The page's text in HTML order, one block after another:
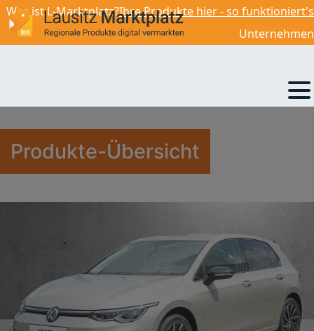
Was ist L-Marktplatz?Ihre Produkte hier - so funktioniert's
Unternehmen
Produkte-Übersicht
30 490,00€